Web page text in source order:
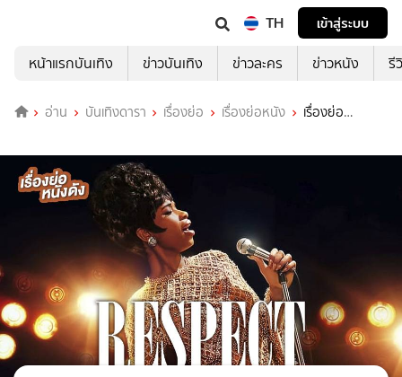
TH
เข้าสู่ระบบ
หน้าแรกบันเทิง
ข่าวบันเทิง ข่าวละคร ข่าวหนัง รี
อ่าน บันเทิงดารา เรื่องย่อ เรื่องย่อหนัง
เรื่องย่อ